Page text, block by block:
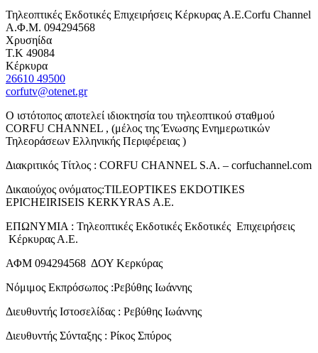
Τηλεοπτικές Εκδοτικές Επιχειρήσεις Κέρκυρας Α.Ε.Corfu Channel
Α.Φ.Μ. 094294568
Χρυσηίδα
Τ.Κ 49084
Κέρκυρα
26610 49500
corfutv@otenet.gr
Ο ιστότοπος αποτελεί ιδιοκτησία του τηλεοπτικού σταθμού
CORFU CHANNEL , (μέλος της Ένωσης Ενημερωτικών
Τηλεοράσεων Ελληνικής Περιφέρειας )
Διακριτικός Τίτλος : CORFU CHANNEL S.A. – corfuchannel.com
Δικαιούχος ονόματος:TILEOPTIKES EKDOTIKES
EPICHEIRISEIS KERKYRAS A.E.
ΕΠΩΝΥΜΙΑ : Τηλεοπτικές Εκδοτικές Εκδοτικές Επιχειρήσεις
Κέρκυρας Α.Ε.
ΑΦΜ 094294568 ΔΟΥ Κερκύρας
Νόμιμος Εκπρόσωπος :Ρεβύθης Ιωάννης
Διευθυντής Ιστοσελίδας : Ρεβύθης Ιωάννης
Διευθυντής Σύνταξης : Ρίκος Σπύρος